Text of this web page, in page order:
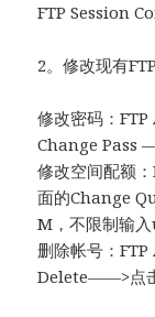
FTP Session
2。修改现有
修改密码：
Change Pass
修改空间配额
面的Change
M，不限制输
删除帐号：
Delete——>点